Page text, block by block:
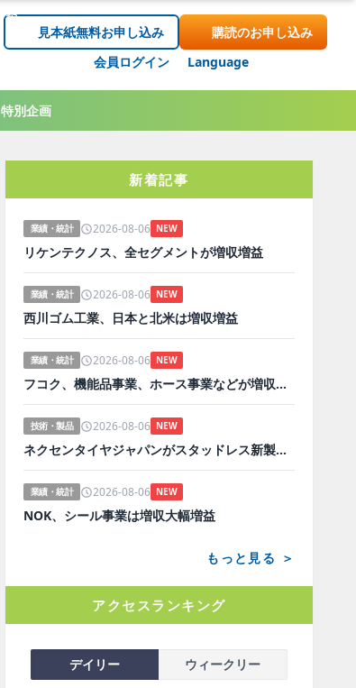
見本紙無料お申し込み
購読のお申し込み
会員ログイン
Language
特別企画
新着記事
業績・統計 2026-08-06 NEW
リケンテクノス、全セグメントが増収増益
業績・統計 2026-08-06 NEW
西川ゴム工業、日本と北米は増収増益
業績・統計 2026-08-06 NEW
フコク、機能品事業、ホース事業などが増収増益
技術・製品 2026-08-06 NEW
ネクセンタイヤジャパンがスタッドレス新製品、日本市場にらみ開発
業績・統計 2026-08-06 NEW
NOK、シール事業は増収大幅増益
もっと見る ＞
アクセスランキング
デイリー ウィークリー